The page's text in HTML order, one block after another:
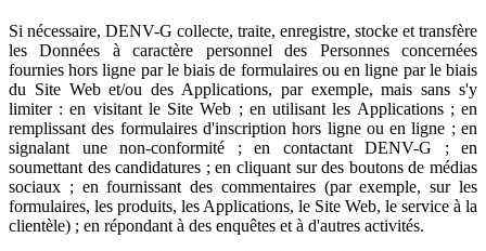
Si nécessaire, DENV-G collecte, traite, enregistre, stocke et transfère
les Données à caractère personnel des Personnes concernées
fournies hors ligne par le biais de formulaires ou en ligne par le biais
du Site Web et/ou des Applications, par exemple, mais sans s'y
limiter : en visitant le Site Web ; en utilisant les Applications ; en
remplissant des formulaires d'inscription hors ligne ou en ligne ; en
signalant une non-conformité ; en contactant DENV-G ; en
soumettant des candidatures ; en cliquant sur des boutons de médias
sociaux ; en fournissant des commentaires (par exemple, sur les
formulaires, les produits, les Applications, le Site Web, le service à la
clientèle) ; en répondant à des enquêtes et à d'autres activités.